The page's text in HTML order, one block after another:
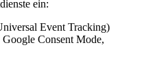
ein:
Event Tracking)
Consent Mode,